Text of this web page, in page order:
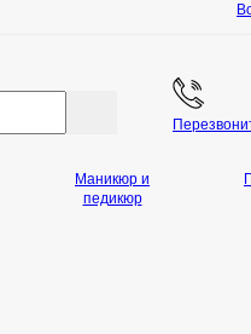
Маникюр и
педикюр